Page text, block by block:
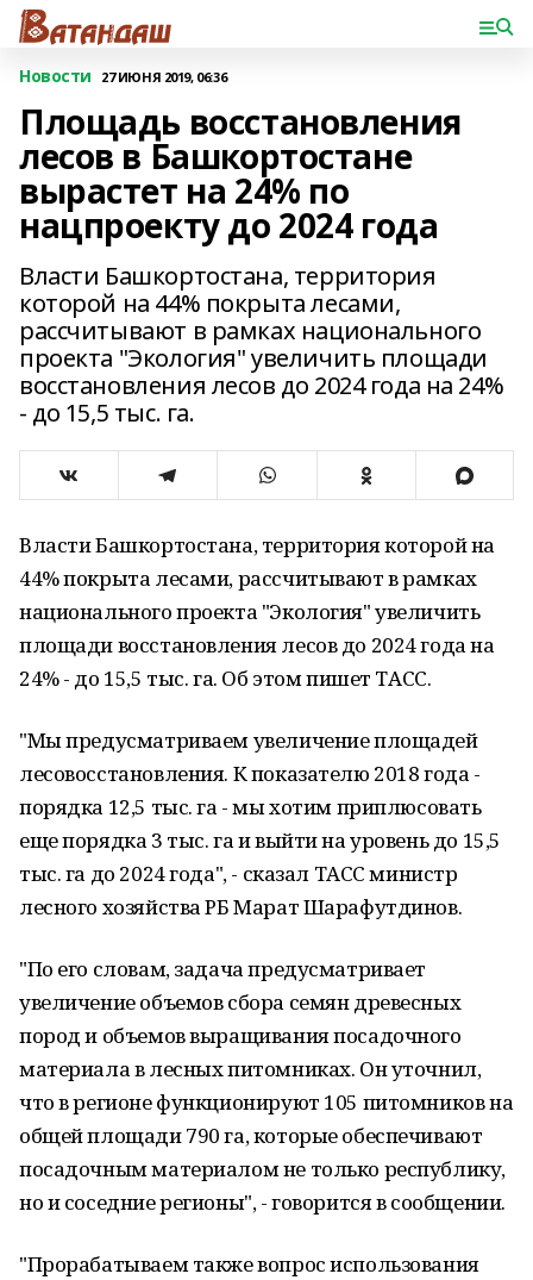
Новости 27 ИЮНЯ 2019, 06:36
Площадь восстановления
лесов в Башкортостане
вырастет на 24% по
нацпроекту до 2024 года
Власти Башкортостана, территория
которой на 44% покрыта лесами,
рассчитывают в рамках национального
проекта "Экология" увеличить площади
восстановления лесов до 2024 года на 24%
- до 15,5 тыс. га.
Власти Башкортостана, территория которой на
44% покрыта лесами, рассчитывают в рамках
национального проекта "Экология" увеличить
площади восстановления лесов до 2024 года на
24% - до 15,5 тыс. га. Об этом пишет ТАСС.
"Мы предусматриваем увеличение площадей
лесовосстановления. К показателю 2018 года -
порядка 12,5 тыс. га - мы хотим приплюсовать
еще порядка 3 тыс. га и выйти на уровень до 15,5
тыс. га до 2024 года", - сказал ТАСС министр
лесного хозяйства РБ Марат Шарафутдинов.
"По его словам, задача предусматривает
увеличение объемов сбора семян древесных
пород и объемов выращивания посадочного
материала в лесных питомниках. Он уточнил,
что в регионе функционируют 105 питомников на
общей площади 790 га, которые обеспечивают
посадочным материалом не только республику,
но и соседние регионы", - говорится в сообщении.
"Прорабатываем также вопрос использования